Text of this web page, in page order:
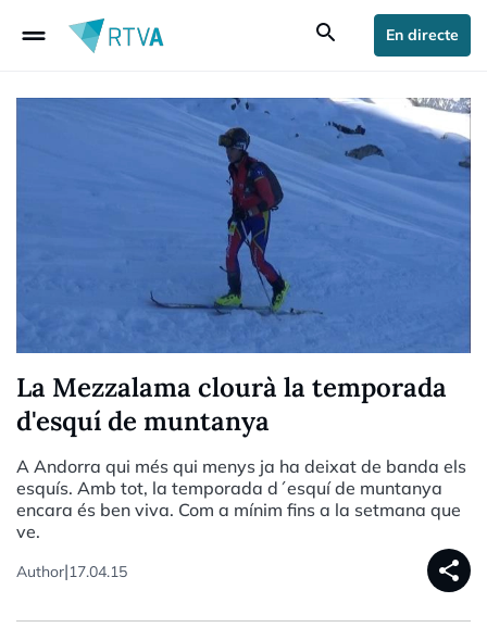
drag_handle search En directe
La Mezzalama clourà la temporada
d'esquí de muntanya
A Andorra qui més qui menys ja ha deixat de banda els
esquís. Amb tot, la temporada d´esquí de muntanya
encara és ben viva. Com a mínim fins a la setmana que
ve.
Author|17.04.15 share